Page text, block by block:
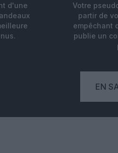
d'une
Votre
partir de
empêchant
publie un
EN